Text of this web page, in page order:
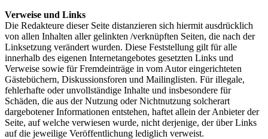
Verweise und Links
Die Redakteure dieser Seite distanzieren sich hiermit ausdrücklich
von allen Inhalten aller gelinkten /verknüpften Seiten, die nach der
Linksetzung verändert wurden. Diese Feststellung gilt für alle
innerhalb des eigenen Internetangebotes gesetzten Links und
Verweise sowie für Fremdeinträge in vom Autor eingerichteten
Gästebüchern, Diskussionsforen und Mailinglisten. Für illegale,
fehlerhafte oder unvollständige Inhalte und insbesondere für
Schäden, die aus der Nutzung oder Nichtnutzung solcherart
dargebotener Informationen entstehen, haftet allein der Anbieter der
Seite, auf welche verwiesen wurde, nicht derjenige, der über Links
auf die jeweilige Veröffentlichung lediglich verweist.